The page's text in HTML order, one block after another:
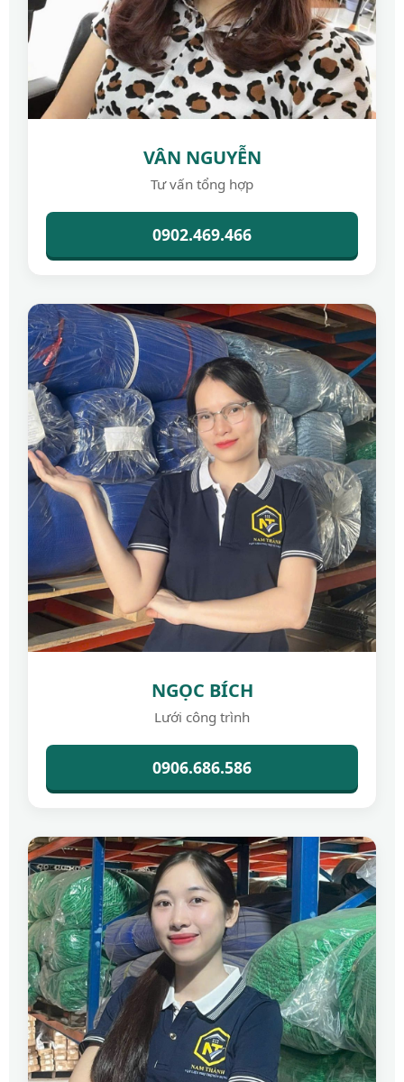
VÂN NGUYỄN
Tư vấn tổng hợp
0902.469.466
NGỌC BÍCH
Lưới công trình
0906.686.586